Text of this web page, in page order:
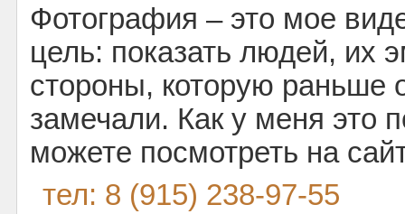
Фотография – это мое
цель: показать людей, их
стороны, которую раньше
замечали. Как у меня это
можете посмотреть на
тел: 8 (915) 238-97-55